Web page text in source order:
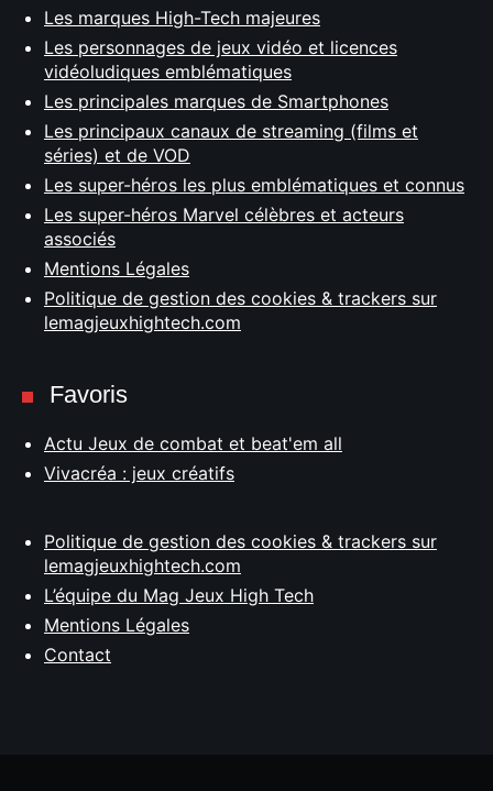
Les marques High-Tech majeures
Les personnages de jeux vidéo et licences
vidéoludiques emblématiques
Les principales marques de Smartphones
Les principaux canaux de streaming (films et
séries) et de VOD
Les super-héros les plus emblématiques et connus
Les super-héros Marvel célèbres et acteurs
associés
Mentions Légales
Politique de gestion des cookies & trackers sur
lemagjeuxhightech.com
Favoris
Actu Jeux de combat et beat'em all
Vivacréa : jeux créatifs
Politique de gestion des cookies & trackers sur
lemagjeuxhightech.com
L’équipe du Mag Jeux High Tech
Mentions Légales
Contact